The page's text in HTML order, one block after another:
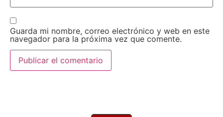
Guarda mi nombre, correo electrónico y web en este
navegador para la próxima vez que comente.